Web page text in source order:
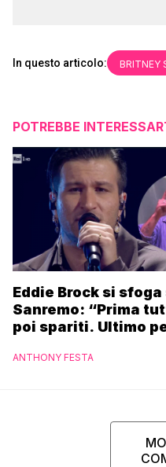
In questo articolo: BRITNEY
POTREBBE
Eddie Brock si sfoga
Sanremo: “Prima
poi spariti. Ultimo
marchette”
ANTHONY FESTA